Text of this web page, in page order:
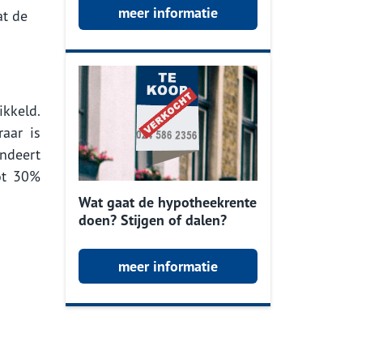
de
is
30%
meer informatie
Wat gaat de hypotheekrente
doen? Stijgen of dalen?
meer informatie